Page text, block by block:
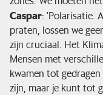
Caspar: 'Polarisatie.
praten, lossen we
zijn cruciaal. Het
Mensen met
kwamen tot
zijn, maar je kunt tot